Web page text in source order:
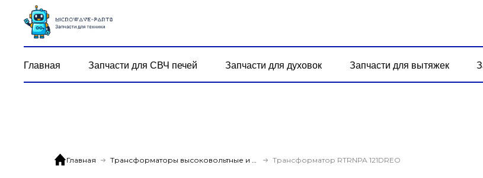
Главная Запчасти для СВЧ печей Запчасти для духовок Запчасти для вытяжек
Главная Трансформатор RTRNPA 121DREO